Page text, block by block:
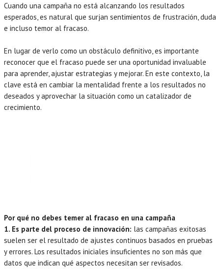
Cuando una campaña no está alcanzando los resultados
esperados, es natural que surjan sentimientos de frustración, duda
e incluso temor al fracaso.
En lugar de verlo como un obstáculo definitivo, es importante
reconocer que el fracaso puede ser una oportunidad invaluable
para aprender, ajustar estrategias y mejorar. En este contexto, la
clave está en cambiar la mentalidad frente a los resultados no
deseados y aprovechar la situación como un catalizador de
crecimiento.
Por qué no debes temer al fracaso en una campaña
1. Es parte del proceso de innovación: las campañas exitosas
suelen ser el resultado de ajustes continuos basados en pruebas
y errores. Los resultados iniciales insuficientes no son más que
datos que indican qué aspectos necesitan ser revisados.